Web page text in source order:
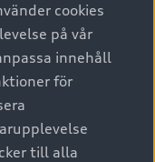
cookies
på vår
innehåll
för
till alla